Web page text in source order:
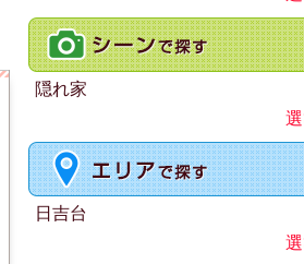
隠れ家
日吉台